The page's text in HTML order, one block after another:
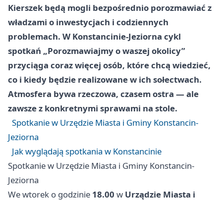
Kierszek będą mogli bezpośrednio porozmawiać z
władzami o inwestycjach i codziennych
problemach. W Konstancinie-Jeziorna cykl
spotkań „Porozmawiajmy o waszej okolicy”
przyciąga coraz więcej osób, które chcą wiedzieć,
co i kiedy będzie realizowane w ich sołectwach.
Atmosfera bywa rzeczowa, czasem ostra — ale
zawsze z konkretnymi sprawami na stole.
Spotkanie w Urzędzie Miasta i Gminy Konstancin-
Jeziorna
Jak wyglądają spotkania w Konstancinie
Spotkanie w Urzędzie Miasta i Gminy Konstancin-
Jeziorna
We wtorek o godzinie 18.00 w Urządzie Miasta i